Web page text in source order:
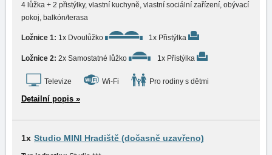
4 lůžka + 2 přistýlky, vlastní kuchyně, vlastní sociální zařízení, obývací
pokoj, balkón/terasa
Ložnice 1: 1x Dvoulůžko 1x Přistýlka
Ložnice 2: 2x Samostatné lůžko 1x Přistýlka
Televize Wi-Fi Pro rodiny s dětmi
Detailní popis »
1x Studio MINI Hradiště (dočasně uzavřeno)